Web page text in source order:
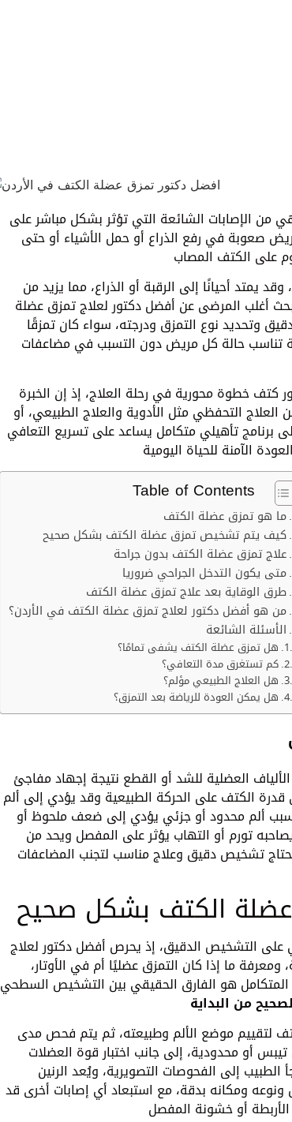
الإصابات الشائعة التي تؤثر بشكل مباشر على
صعوبة في رفع الذراع أو حمل الأشياء أو حتى
يمتد أحيانًا إلى الرقبة أو الذراع، مما يزيد من
أغلب المرضى عن أفضل دكتور لعلاج تمزق عضلة
وتحديد نوع التمزق ودرجته، سواء كان تمزقًا
تناسب حالة كل مريض دون التسبب في مضاعفات
خطوة محورية في رحلة العلاج، إذ إن الخبرة
العلاج التحفظي مثل الأدوية والعلاج الطبيعي، أو
برنامج تأهيلي متكامل يساعد على تسريع التعافي
Table of Contents
ما هو تمزق عضلة الكتف
كيف يتم تشخيص تمزق عضلة الكتف بشكل صحيح
علاج تمزق عضلة الكتف بدون جراحة
متى يكون التدخل الجراحي ضروريا
طرق الوقاية بعد علاج تمزق عضلة الكتف
من هو أفضل دكتور لعلاج تمزق عضلة الكتف في الأردن؟
الأسئلة الشائعة
هل تمزق عضلة الكتف يشفى تمامًا؟
كم تستغرق مدة التعافي؟
هل العلاج الطبيعي مؤلم؟
هل يمكن العودة للرياضة بعد التمزق؟
العضلية للشد أو القطع نتيجة إجهاد مفاجئ
الكتف على الحركة الطبيعية وقد يؤدي إلى ألم
ألم محدود أو جزئي يؤدي إلى ضعف ملحوظ أو
تورم أو التهاب يؤثر على المفصل ويحد من
تشخيص دقيق وعلاج مناسب لتجنب المضاعفات
الكتف بشكل صحيح
التشخيص الدقيق، إذ يحرص أفضل دكتور لعلاج
ما إذا كان التمزق عضليًا أم في الأوتار،
هو الفارق الحقيقي بين التشخيص السطحي
لتقييم موضع الألم وطبيعته، ثم يتم فحص مدى
أو محدودية، إلى جانب اختبار قوة العضلات
إلى الفحوصات التصويرية، ويُعد الرنين
ومكانه بدقة، مع استبعاد أي إصابات أخرى قد